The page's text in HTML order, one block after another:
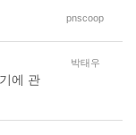
pnscoop
에 관
박태우